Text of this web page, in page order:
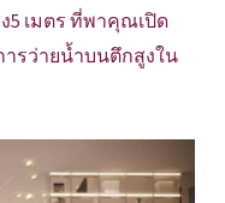
5 เมตร ที่พาคุณเปิด
รว่ายน้ำบนตึกสูงใน